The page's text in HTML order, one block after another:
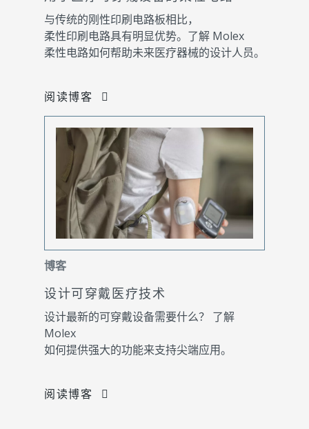
与传统的刚性印刷电路板相比，
柔性印刷电路具有明显优势。了解 Molex
柔性电路如何帮助未来医疗器械的设计人员。
阅读博客
博客
设计可穿戴医疗技术
设计最新的可穿戴设备需要什么？ 了解
Molex
如何提供强大的功能来支持尖端应用。
阅读博客